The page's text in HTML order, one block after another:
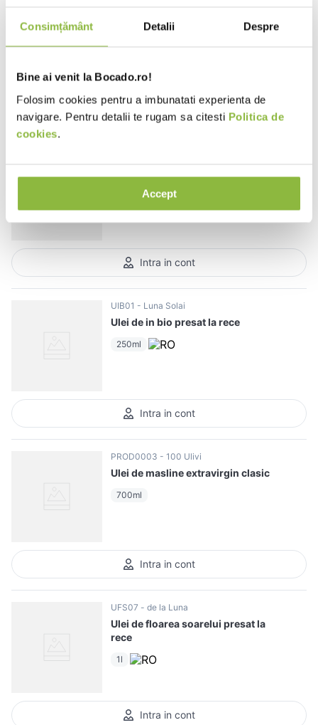
Consimțământ Detalii Despre
Bine ai venit la Bocado.ro!
Folosim cookies pentru a imbunatati experienta de
navigare. Pentru detalii te rugam sa citesti Politica de
cookies.
Accept
Ulei de dovleac presat la rece
Intra in cont
UIB01 Luna Solai
Ulei de in bio presat la rece
250ml
Intra in cont
PROD0003 100 Ulivi
Ulei de masline extravirgin clasic
700ml
Intra in cont
UFS07 de la Luna
Ulei de floarea soarelui presat la
rece
1l
Intra in cont